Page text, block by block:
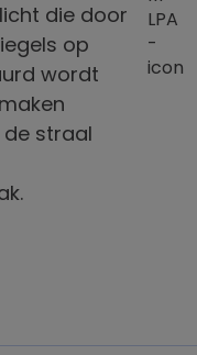
die door
op
wordt
straal